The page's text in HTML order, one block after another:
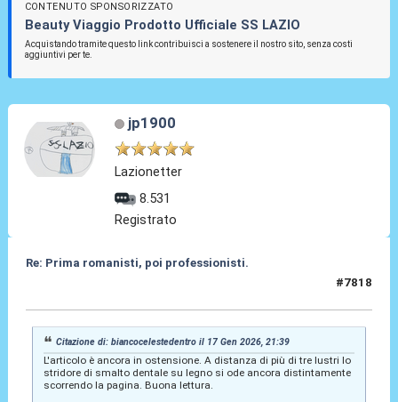
CONTENUTO SPONSORIZZATO
Beauty Viaggio Prodotto Ufficiale SS LAZIO
Acquistando tramite questo link contribuisci a sostenere il nostro sito, senza costi
aggiuntivi per te.
jp1900
Lazionetter
8.531
Registrato
Re: Prima romanisti, poi professionisti.
#7818
Citazione di: biancocelestedentro il 17 Gen 2026, 21:39
L'articolo è ancora in ostensione. A distanza di più di tre lustri lo
stridore di smalto dentale su legno si ode ancora distintamente
scorrendo la pagina. Buona lettura.